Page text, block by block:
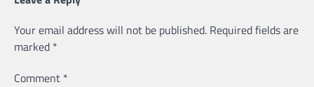
Your email address will not be published. Required fields are
marked *
Comment *